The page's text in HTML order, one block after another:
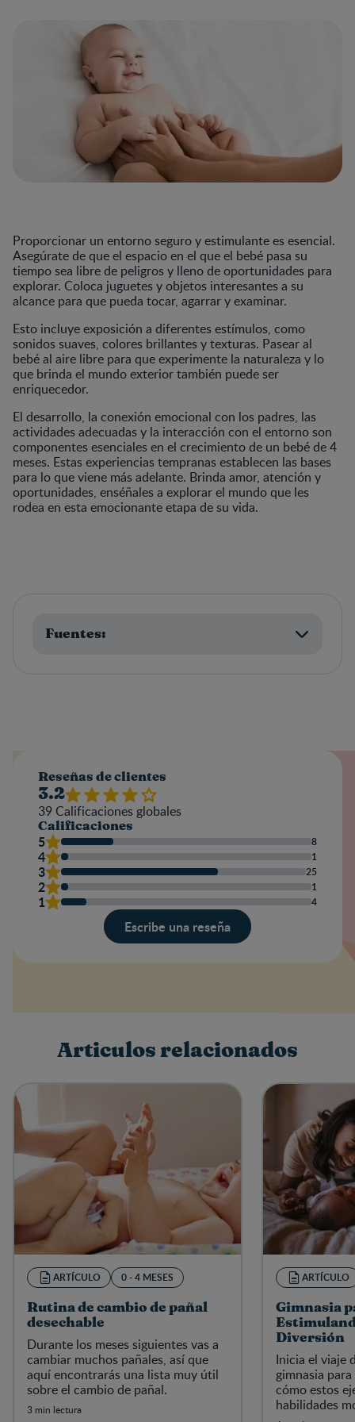
Proporcionar un entorno seguro y estimulante es esencial.
Asegúrate de que el espacio en el que el bebé pasa su
tiempo sea libre de peligros y lleno de oportunidades para
explorar. Coloca juguetes y objetos interesantes a su
alcance para que pueda tocar, agarrar y examinar.
Esto incluye exposición a diferentes estímulos, como
sonidos suaves, colores brillantes y texturas. Pasear al
bebé al aire libre para que experimente la naturaleza y lo
que brinda el mundo exterior también puede ser
enriquecedor.
El desarrollo, la conexión emocional con los padres, las
actividades adecuadas y la interacción con el entorno son
componentes esenciales en el crecimiento de un bebé de 4
meses. Estas experiencias tempranas establecen las bases
para lo que viene más adelante. Brinda amor, atención y
oportunidades, enséñales a explorar el mundo que les
rodea en esta emocionante etapa de su vida.
Fuentes:
Reseñas de clientes
3.2
39 Calificaciones globales
Calificaciones
5 8
4 1
3 25
2 1
1 4
Escribe una reseña
Escribe una reseña
Articulos relacionados
ARTÍCULO 0 - 4 MESES
Rutina de cambio de pañal
desechable
Durante los meses siguientes vas a
cambiar muchos pañales, así que
aquí encontrarás una lista muy útil
sobre el cambio de pañal.
3 min lectura
ARTÍCULO
Gimnasia
Diversión
Inicia el viaje
gimnasia
cómo estos
habilidades